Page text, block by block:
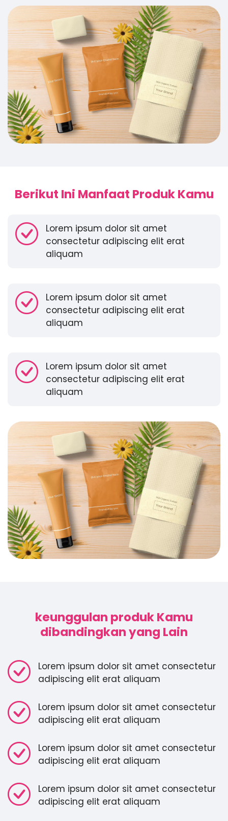
Berikut Ini Manfaat Produk Kamu
Lorem ipsum dolor sit amet
consectetur adipiscing elit erat
aliquam
Lorem ipsum dolor sit amet
consectetur adipiscing elit erat
aliquam
Lorem ipsum dolor sit amet
consectetur adipiscing elit erat
aliquam
keunggulan produk Kamu
dibandingkan yang Lain
Lorem ipsum dolor sit amet consectetur
adipiscing elit erat aliquam
Lorem ipsum dolor sit amet consectetur
adipiscing elit erat aliquam
Lorem ipsum dolor sit amet consectetur
adipiscing elit erat aliquam
Lorem ipsum dolor sit amet consectetur
adipiscing elit erat aliquam